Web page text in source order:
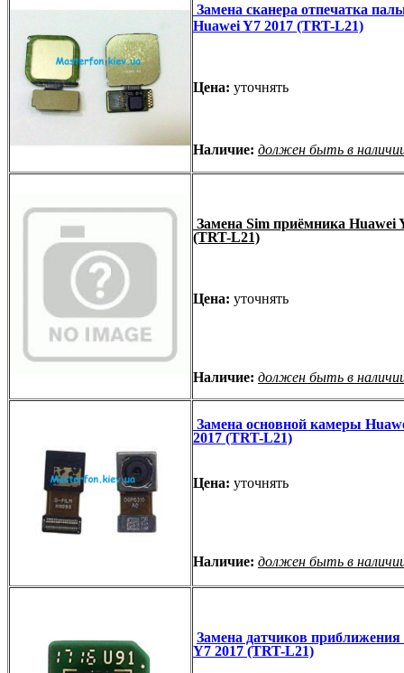
Замена сканера отпечатка
Huawei Y7 2017 (TRT-L21)
Цена: уточнять
Наличие: должен быть в
Замена Sim приёмника Huawei
(TRT-L21)
Цена: уточнять
Наличие: должен быть в
Замена основной камеры
2017 (TRT-L21)
Цена: уточнять
Наличие: должен быть в
Замена датчиков приближения
Y7 2017 (TRT-L21)